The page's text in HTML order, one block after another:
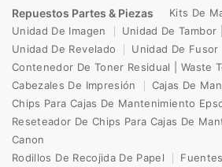
Repuestos Partes & Piezas
Kits De
Unidad De Imagen
Unidad De Tambor
Unidad De Revelado
Unidad De Fusor
Contenedor De Toner Residual | Waste
Cabezales De Impresión
Cajas De
Chips Para Cajas De Mantenimiento
Reseteador De Chips Para Cajas De
Canon
Rodillos De Recojida De Papel